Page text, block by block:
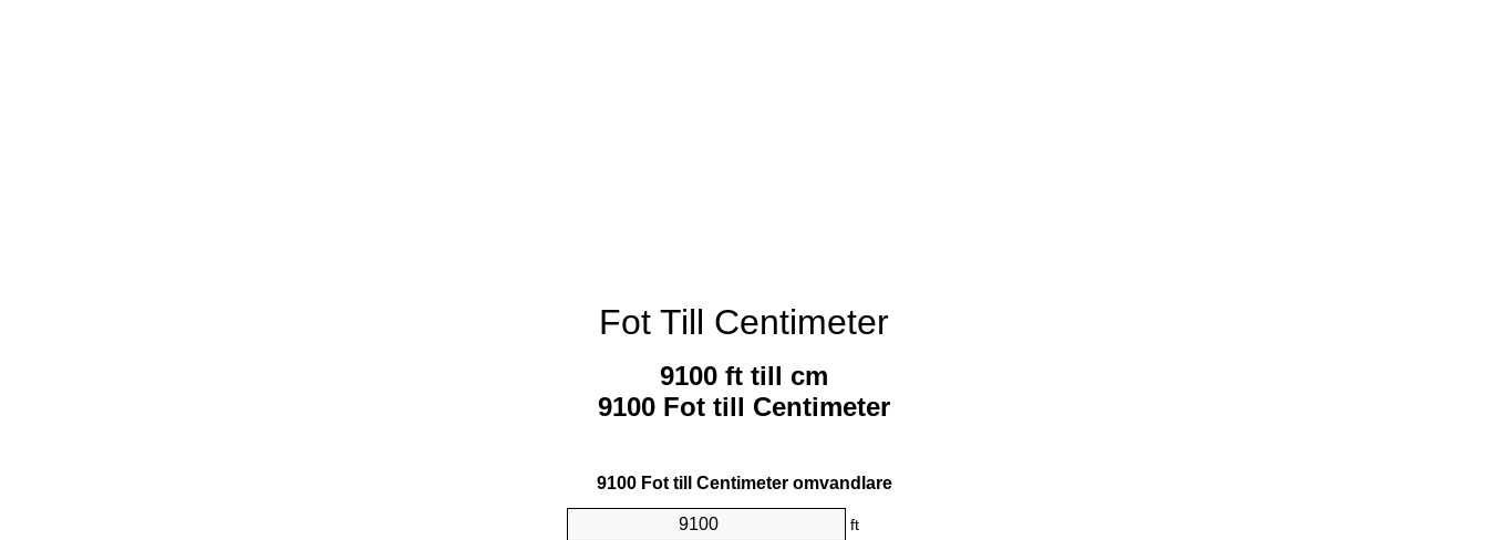
Fot Till Centimeter
9100 ft till cm
9100 Fot till Centimeter
9100 Fot till Centimeter omvandlare
ft